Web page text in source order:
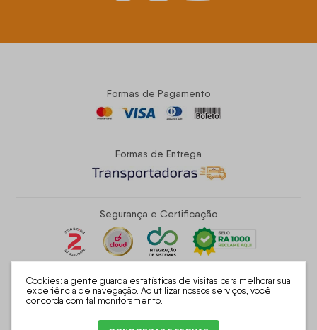
Cookies: a gente guarda estatísticas de visitas para melhorar sua
experiência de navegação. Ao utilizar nossos serviços, você
concorda com tal monitoramento.
Formas de Pagamento
Formas de Entrega
Segurança e Certificação
King House - Industria e Comercio Eletrônico de Moveis Ltda | CNPJ:
37.189.129/0001-08 | R. José Dias Bicaio, 1404 - Parque Industrial -